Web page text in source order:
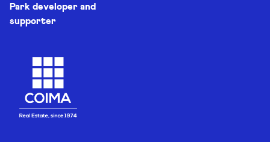
Park developer and
supporter